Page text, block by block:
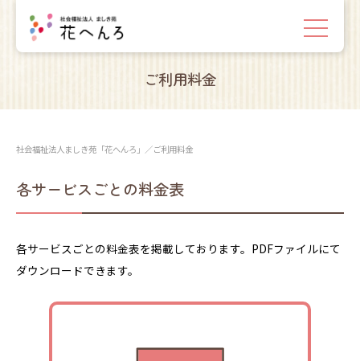
ご利用料金
社会福祉法人ましき苑「花へんろ」 ／ご利用料金
各サービスごとの料金表
各サービスごとの料金表を掲載しております。PDFファイルにて
ダウンロードできます。